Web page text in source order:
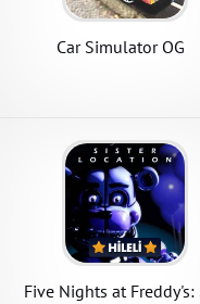
Car Simulator OG
Five Nights at Freddy's: